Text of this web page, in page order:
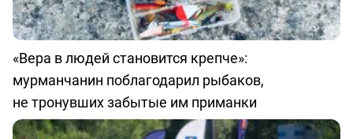
«Вера в людей становится крепче»:
мурманчанин поблагодарил рыбаков,
не тронувших забытые им приманки